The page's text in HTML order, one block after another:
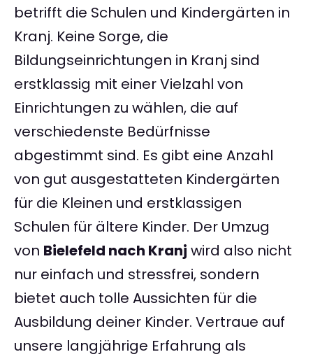
betrifft die Schulen und Kindergärten in
Kranj. Keine Sorge, die
Bildungseinrichtungen in Kranj sind
erstklassig mit einer Vielzahl von
Einrichtungen zu wählen, die auf
verschiedenste Bedürfnisse
abgestimmt sind. Es gibt eine Anzahl
von gut ausgestatteten Kindergärten
für die Kleinen und erstklassigen
Schulen für ältere Kinder. Der Umzug
von Bielefeld nach Kranj wird also nicht
nur einfach und stressfrei, sondern
bietet auch tolle Aussichten für die
Ausbildung deiner Kinder. Vertraue auf
unsere langjährige Erfahrung als